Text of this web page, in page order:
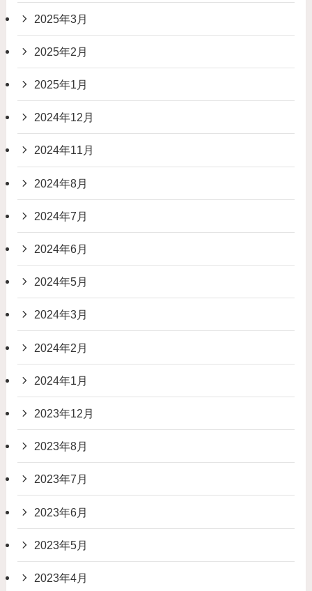
2025年3月
2025年2月
2025年1月
2024年12月
2024年11月
2024年8月
2024年7月
2024年6月
2024年5月
2024年3月
2024年2月
2024年1月
2023年12月
2023年8月
2023年7月
2023年6月
2023年5月
2023年4月